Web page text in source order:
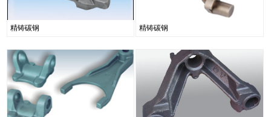
精铸碳钢 精铸碳钢